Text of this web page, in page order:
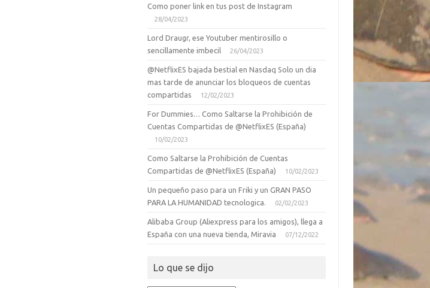
Como poner link en tus post de Instagram
28/04/2023
Lord Draugr, ese Youtuber mentirosillo o
sencillamente imbecil
26/04/2023
@NetflixES bajada bestial en Nasdaq Solo un dia
mas tarde de anunciar los bloqueos de cuentas
compartidas
12/02/2023
For Dummies… Como Saltarse la Prohibición de
Cuentas Compartidas de @NetflixES (España)
10/02/2023
Como Saltarse la Prohibición de Cuentas
Compartidas de @NetflixES (España)
10/02/2023
Un pequeño paso para un Friki y un GRAN PASO
PARA LA HUMANIDAD tecnologica.
02/02/2023
Alibaba Group (Aliexpress para los amigos), llega a
España con una nueva tienda, Miravia
07/12/2022
Lo que se dijo